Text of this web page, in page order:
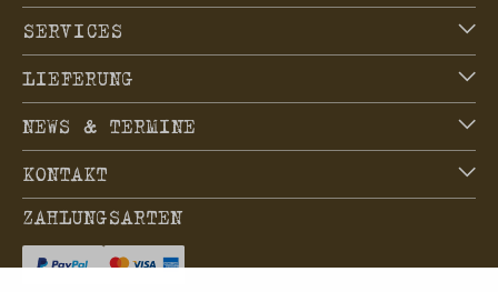
SERVICES
LIEFERUNG
NEWS & TERMINE
KONTAKT
ZAHLUNGSARTEN